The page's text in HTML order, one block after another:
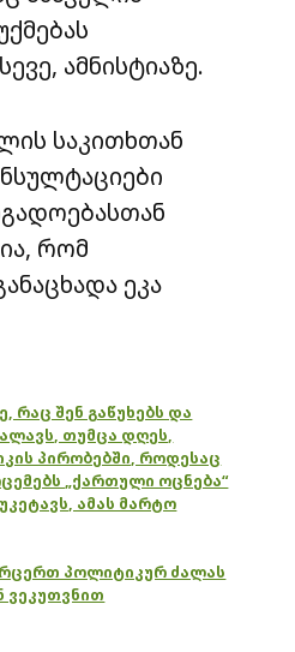
ამნისტიაზე.
საკითხთან
რომ
ეკა
რაც შენ გაწუხებს და
თუმცა დღეს,
პირობებში, როდესაც
„ქართული ოცნება“
ამას მარტო
პოლიტიკურ ძალას
ვეკუთვნით